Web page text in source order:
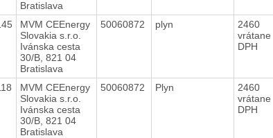
Bratislava
MVM CEEnergy
Slovakia s.r.o.
Ivánska cesta
30/B, 821 04
Bratislava
50060872 plyn
2460
vrátane
DPH
MVM CEEnergy
Slovakia s.r.o.
Ivánska cesta
30/B, 821 04
Bratislava
50060872 Plyn
2460
vrátane
DPH